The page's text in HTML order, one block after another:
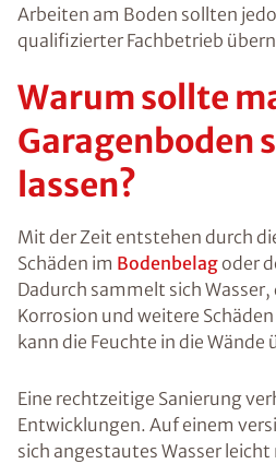
Arbeiten am Boden sollten
qualifizierter Fachbetrieb
Warum sollte
Garagenboden
lassen?
Mit der Zeit entstehen durch
Schäden im Bodenbelagoder
Dadurch sammelt sich
Korrosion und weitere
kann die Feuchte in die Wände
Eine rechtzeitige Sanierung
Entwicklungen. Auf einem
sich angestautes Wasser